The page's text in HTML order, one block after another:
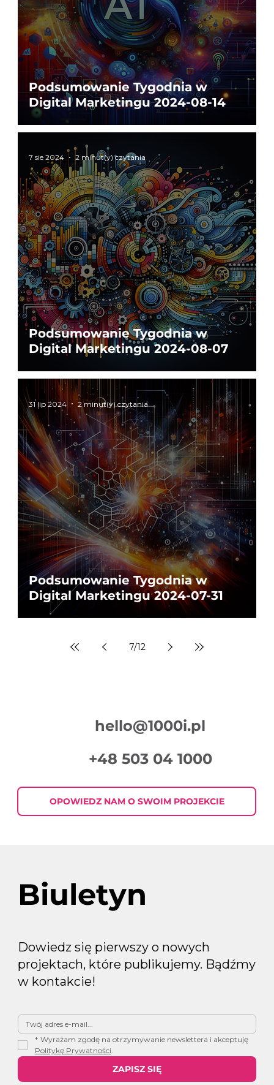
Podsumowanie Tygodnia w
Digital Marketingu 2024-08-14
Podsumowanie Tygodnia w
Digital Marketingu 2024-08-07
7 sie 2024 2 minut(y) czytania
Podsumowanie Tygodnia w
Digital Marketingu 2024-07-31
31 lip 2024 2 minut(y) czytania
7/12
hello@1000i.pl
+48 503 04 1000
OPOWIEDZ NAM O SWOIM PROJEKCIE
Biuletyn
Dowiedz się pierwszy o nowych
projektach, które publikujemy. Bądźmy
w kontakcie!
*
Wyrażam zgodę na otrzymywanie newslettera i akceptuję
Politykę Prywatności
ZAPISZ SIĘ